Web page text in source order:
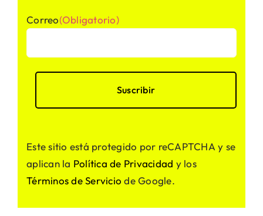
Correo(Obligatorio)
Este sitio está protegido por reCAPTCHA y se
aplican la Política de Privacidad y los
Términos de Servicio de Google.